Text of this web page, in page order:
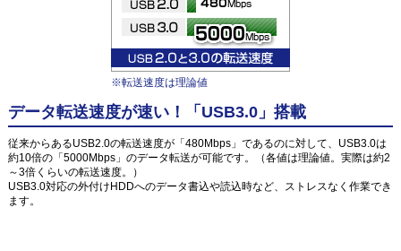
※転送速度は理論値
データ転送速度が速い！「USB3.0」搭載
従来からあるUSB2.0の転送速度が「480Mbps」であるのに対して、USB3.0は
約10倍の「5000Mbps」のデータ転送が可能です。（各値は理論値。実際は約2
～3倍くらいの転送速度。）
USB3.0対応の外付けHDDへのデータ書込や読込時など、ストレスなく作業でき
ます。